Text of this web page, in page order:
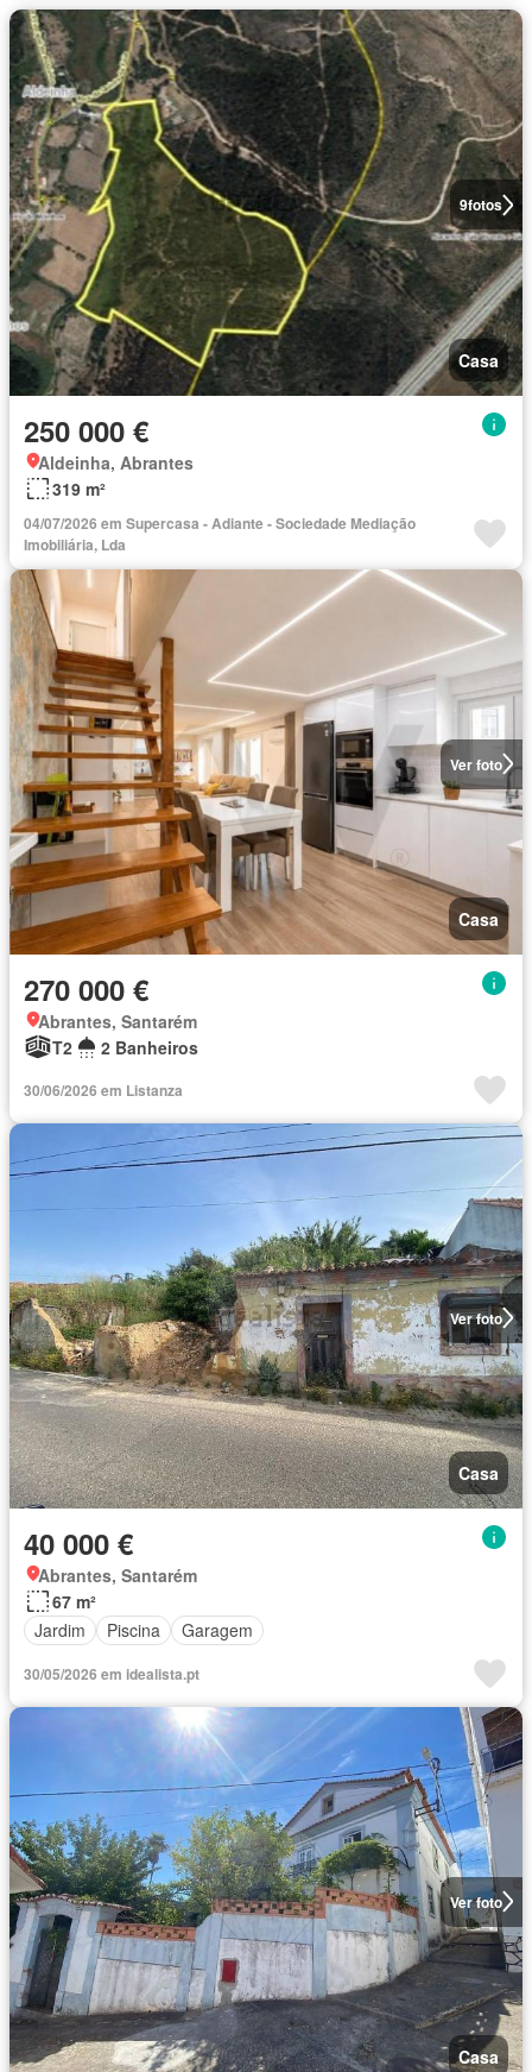
9fotos
Casa
250 000 €
Aldeinha, Abrantes
319 m²
04/07/2026 em Supercasa - Adiante - Sociedade Mediação
Imobiliária, Lda
Ver foto
Casa
270 000 €
Abrantes, Santarém
T2
2 Banheiros
30/06/2026 em Listanza
Ver foto
Casa
40 000 €
Abrantes, Santarém
67 m²
Jardim
Piscina Garagem
30/05/2026 em idealista.pt
Ver foto
Casa